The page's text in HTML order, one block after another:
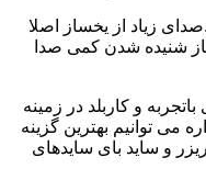
زیاد از یخساز اصلا
شنیده شدن کمی صدا
و کاربلد در زمینه
می توانیم بهترین گزینه
و ساید بای سایدهای